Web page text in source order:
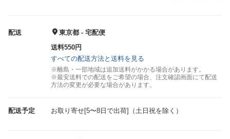
配送
東京都 - 宅配便
送料550円
すべての配送方法と送料を見る
※離島・一部地域は追加送料がかかる場合があります。
※最安送料での配送をご希望の場合、注文確認画面にて配送
方法の変更が必要な場合があります。
配送予定 お取り寄せ[5〜8日で出荷]（土日祝を除く）